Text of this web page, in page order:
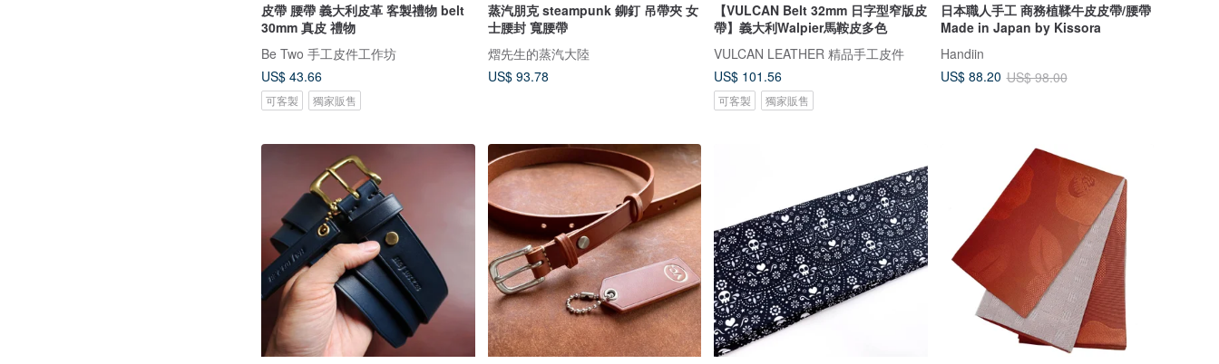
皮帶 腰帶 義大利皮革 客製禮物 belt
30mm 真皮 禮物
Be Two 手工皮件工作坊
US$ 43.66
可客製 獨家販售
蒸汽朋克 steampunk 鉚釘 吊帶夾 女
士腰封 寬腰帶
熠先生的蒸汽大陸
US$ 93.78
【VULCAN Belt 32mm 日字型窄版皮
帶】義大利Walpier馬鞍皮多色
VULCAN LEATHER 精品手工皮件
US$ 101.56
可客製 獨家販售
日本職人手工 商務植鞣牛皮皮帶/腰帶
Made in Japan by Kissora
Handiin
US$ 88.20 US$ 98.00